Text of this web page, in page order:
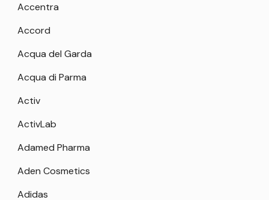
Accentra
Accord
Acqua del Garda
Acqua di Parma
Activ
ActivLab
Adamed Pharma
Aden Cosmetics
Adidas